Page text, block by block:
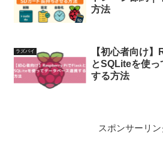
方法
ラズパイ
【初心者向け
とSQLiteを使
する方法
スポンサーリン